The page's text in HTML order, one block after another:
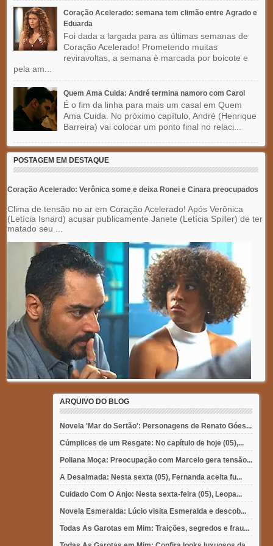
Coração Acelerado: semana tem climão entre Agrado e
Eduarda
Foi dada a largada para as últimas semanas de
Coração Acelerado! Prometendo muitas
reviravoltas, a semana é marcada por boicote e
pela am...
Quem Ama Cuida: André termina namoro com Carol
É o fim da linha para mais um casal em Quem
Ama Cuida. No próximo capítulo, André (Henrique
Barreira) vai colocar um ponto final no relaci...
POSTAGEM EM DESTAQUE
Coração Acelerado: Verônica some e deixa Ronei e Cinara preocupados
Clima de tensão no ar em Coração Acelerado! Após Verônica
(Letícia Isnard) acusar publicamente Janete (Letícia Spiller) de ter
matado seu ...
ARQUIVO DO BLOG
Novela 'Mar do Sertão': Personagens de Renato Góes...
Cúmplices de um Resgate: No capítulo de hoje (05),...
Poliana Moça: Preocupação com Marcelo gera tensão...
A Desalmada: Nesta sexta (05), Fernanda aceita fu...
Cuidado Com O Anjo: Nesta sexta-feira (05), Leopa...
Novela Esmeralda: Lúcio visita Esmeralda e descob...
Todas As Garotas em Mim: Traições, segredos e frau...